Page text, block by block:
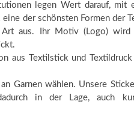
legen Wert darauf, mit
der schönsten Formen der
Art aus. Ihr Motiv (Logo) wird
aus Textilstick und
Garnen wählen. Unsere
in der Lage, auch